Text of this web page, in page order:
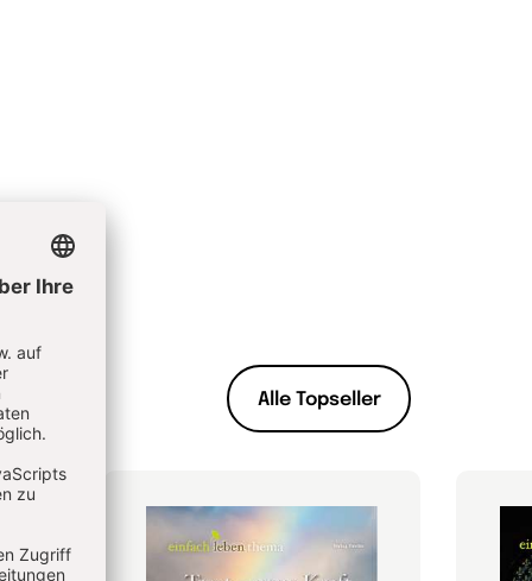
Alle Topseller